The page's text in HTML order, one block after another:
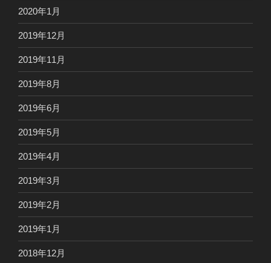
2020年1月
2019年12月
2019年11月
2019年8月
2019年6月
2019年5月
2019年4月
2019年3月
2019年2月
2019年1月
2018年12月